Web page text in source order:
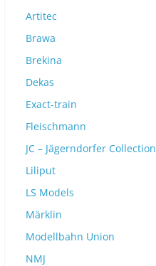
Artitec
Brawa
Brekina
Dekas
Exact-train
Fleischmann
JC – Jägerndorfer Collection
Liliput
LS Models
Märklin
Modellbahn Union
NMJ